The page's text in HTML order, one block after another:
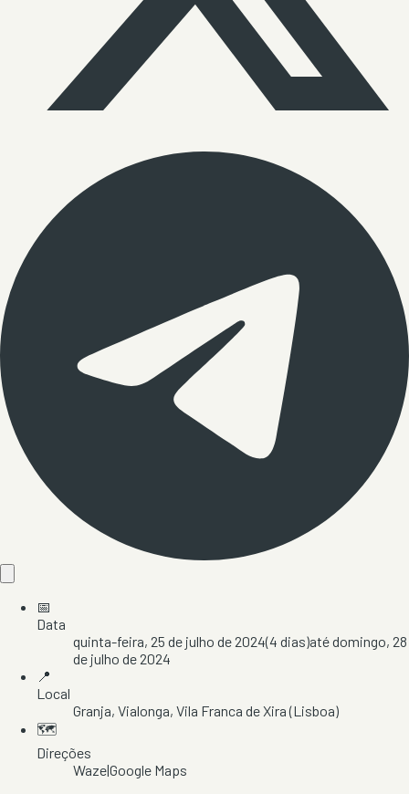
📅
Data
quinta-feira, 25 de julho de 2024(4 dias)atédomingo, 28
de julho de 2024
📍
Local
Granja, Vialonga, Vila Franca de Xira(Lisboa)
🗺️
Direções
Waze|Google Maps